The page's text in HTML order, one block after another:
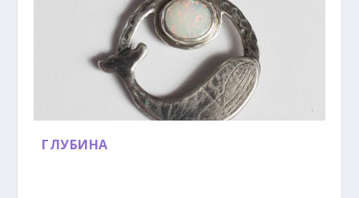
ГЛУБИНА